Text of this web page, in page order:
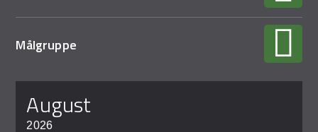
Målgruppe
august
2026